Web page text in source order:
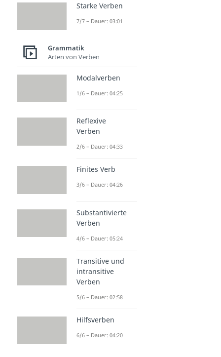
Starke Verben
7/7 – Dauer: 03:01
Grammatik
Arten von Verben
Modalverben
1/6 – Dauer: 04:25
Reflexive
Verben
2/6 – Dauer: 04:33
Finites Verb
3/6 – Dauer: 04:26
Substantivierte
Verben
4/6 – Dauer: 05:24
Transitive und
intransitive
Verben
5/6 – Dauer: 02:58
Hilfsverben
6/6 – Dauer: 04:20